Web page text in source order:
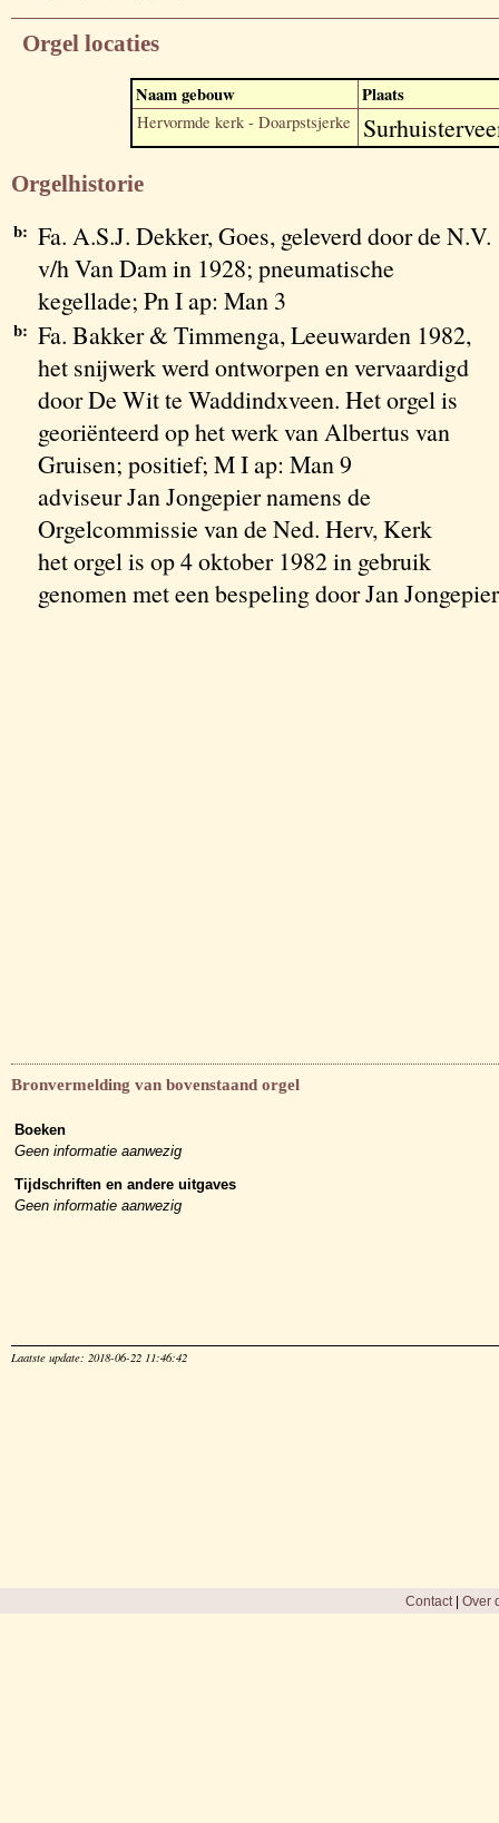
Orgel locaties
Naam gebouw Plaats
Hervormde kerk - Doarpstsjerke
Orgelhistorie
b: Fa. A.S.J. Dekker, Goes, geleverd door de N.V.
v/h Van Dam in 1928; pneumatische
kegellade; Pn I ap: Man 3
b: Fa. Bakker & Timmenga, Leeuwarden 1982,
het snijwerk werd ontworpen en vervaardigd
door De Wit te Waddindxveen. Het orgel is
georiënteerd op het werk van Albertus van
Gruisen; positief; M I ap: Man 9
adviseur Jan Jongepier namens de
Orgelcommissie van de Ned. Herv, Kerk
het orgel is op 4 oktober 1982 in gebruik
genomen met een bespeling door Jan Jongepier
Bronvermelding van bovenstaand orgel
Boeken
Geen informatie aanwezig
Tijdschriften en andere uitgaves
Geen informatie aanwezig
Laatste update: 2018-06-22 11:46:42
Contact| Over